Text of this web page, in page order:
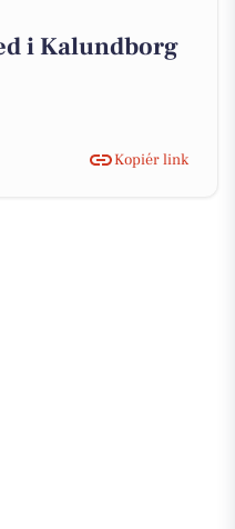
i Kalundborg
Kopiér link